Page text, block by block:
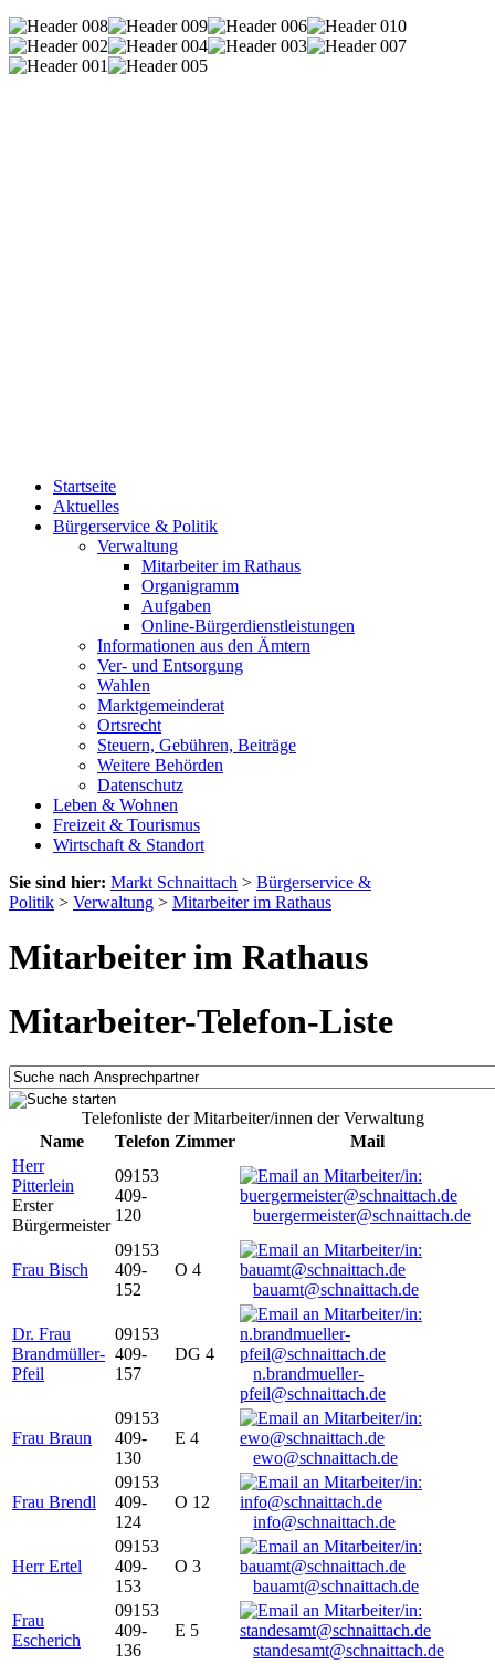
Startseite
Aktuelles
Bürgerservice & Politik
Verwaltung
Mitarbeiter im Rathaus
Organigramm
Aufgaben
Online-Bürgerdienstleistungen
Informationen aus den Ämtern
Ver- und Entsorgung
Wahlen
Marktgemeinderat
Ortsrecht
Steuern, Gebühren, Beiträge
Weitere Behörden
Datenschutz
Leben & Wohnen
Freizeit & Tourismus
Wirtschaft & Standort
Sie sind hier: Markt Schnaittach > Bürgerservice &
Politik > Verwaltung > Mitarbeiter im Rathaus
Mitarbeiter im Rathaus
Mitarbeiter-Telefon-Liste
Telefonliste der Mitarbeiter/innen der Verwaltung
Name
Telefon Zimmer
Mail
Herr
Pitterlein
Erster
Bürgermeister
09153
409-
120
buergermeister@schnaittach.de
Frau Bisch
09153
409-
152
O 4
bauamt@schnaittach.de
Dr. Frau
Brandmüller-
Pfeil
09153
409-
157
DG 4
n.brandmueller-
pfeil@schnaittach.de
Frau Braun
09153
409-
130
E 4
ewo@schnaittach.de
Frau Brendl
09153
409-
124
O 12
info@schnaittach.de
Herr Ertel
09153
409-
153
O 3
bauamt@schnaittach.de
Frau
Escherich
09153
409-
136
E 5
standesamt@schnaittach.de